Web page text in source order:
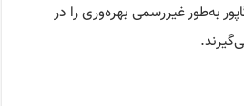
به‌طور غیررسمی بهره‌وری را در